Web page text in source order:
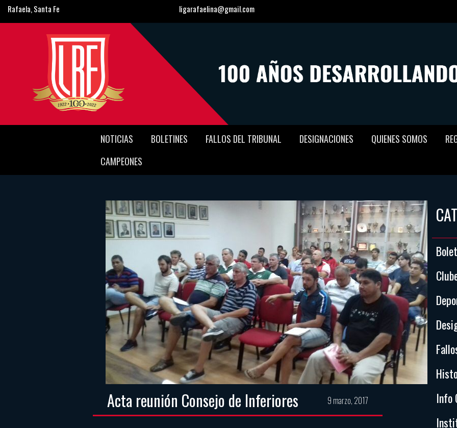
Rafaela, Santa Fe ligarafaelina@gmail.com
NOTICIAS BOLETINES FALLOS DEL TRIBUNAL DESIGNACIONES QUIENES SOMOS
CAMPEONES
Acta reunión Consejo de Inferiores 9 marzo, 2017 Info